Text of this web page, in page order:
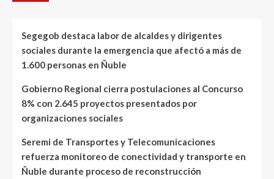
Segegob destaca labor de alcaldes y dirigentes
sociales durante la emergencia que afectó a más de
1.600 personas en Ñuble
Gobierno Regional cierra postulaciones al Concurso
8% con 2.645 proyectos presentados por
organizaciones sociales
Seremi de Transportes y Telecomunicaciones
refuerza monitoreo de conectividad y transporte en
Ñuble durante proceso de reconstrucción